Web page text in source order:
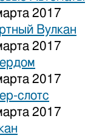
2017
Вулкан
2017
2017
слотс
2017